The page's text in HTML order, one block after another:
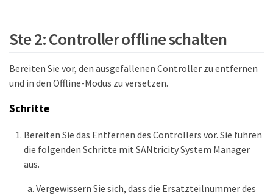
Ste 2: Controller offline schalten
Bereiten Sie vor, den ausgefallenen Controller zu entfernen
und in den Offline-Modus zu versetzen.
Schritte
Bereiten Sie das Entfernen des Controllers vor. Sie führen
die folgenden Schritte mit SANtricity System Manager
aus.
Vergewissern Sie sich, dass die Ersatzteilnummer des